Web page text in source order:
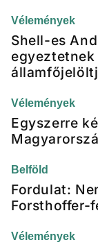
Vélemények
Shell-es
Vélemények
Egyszerre
Belföld
Fordulat:
Forsthoffer-
Vélemények